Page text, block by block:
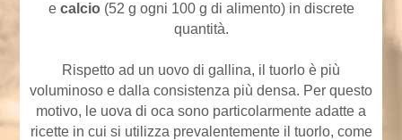
e calcio (52 g ogni 100 g di alimento) in discrete
quantità.
Rispetto ad un uovo di gallina, il tuorlo è più
voluminoso e dalla consistenza più densa. Per questo
motivo, le uova di oca sono particolarmente adatte a
ricette in cui si utilizza prevalentemente il tuorlo, come